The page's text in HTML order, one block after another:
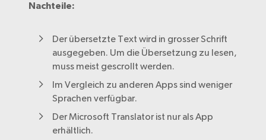
Nachteile:
Der übersetzte Text wird in grosser Schrift
ausgegeben. Um die Übersetzung zu lesen,
muss meist gescrollt werden.
Im Vergleich zu anderen Apps sind weniger
Sprachen verfügbar.
Der Microsoft Translator ist nur als App
erhältlich.